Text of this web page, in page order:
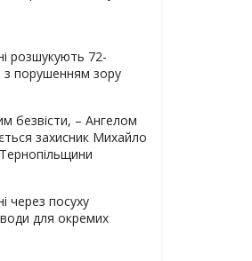
розшукують 72-
з порушенням зору
безвісти, – Ангелом
захисник Михайло
через посуху
для окремих